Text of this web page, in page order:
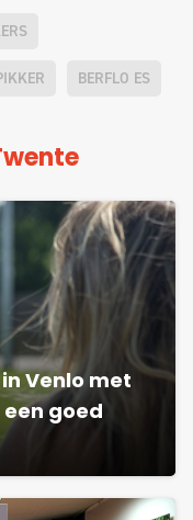
BERFLO ES
Venlo met
goed